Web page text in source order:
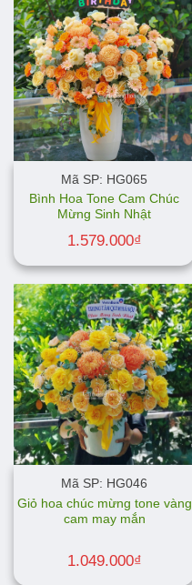
Mã SP: HG065
Bình Hoa Tone Cam Chúc
Mừng Sinh Nhật
1.579.000₫
Mã SP: HG046
Giỏ hoa chúc mừng tone vàng
cam may mắn
1.049.000₫